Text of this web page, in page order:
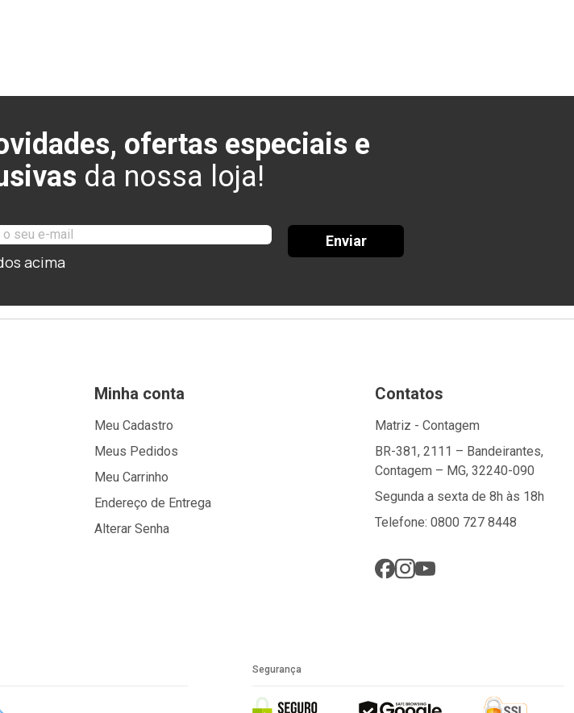
ofertas especiais e
da nossa loja!
acima
Enviar
Minha conta
Meu Cadastro
Meus Pedidos
Meu Carrinho
Endereço de Entrega
Alterar Senha
Contatos
Matriz - Contagem
BR-381, 2111 – Bandeirantes,
Contagem – MG, 32240-090
Segunda a sexta de 8h às 18h
Telefone: 0800 727 8448
Segurança